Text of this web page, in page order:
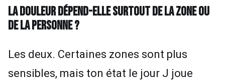
LA DOULEUR DÉPEND-ELLE SURTOUT DE LA ZONE OU
DE LA PERSONNE ?
Les deux. Certaines zones sont plus
sensibles, mais ton état le jour J joue